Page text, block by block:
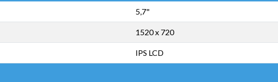
5,7"
1520 x 720
IPS LCD